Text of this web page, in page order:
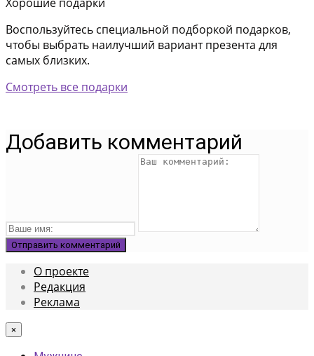
Воспользуйтесь специальной подборкой подарков,
чтобы выбрать наилучший вариант презента для
самых близких.
Смотреть все подарки
Добавить комментарий
О проекте
Редакция
Реклама
×